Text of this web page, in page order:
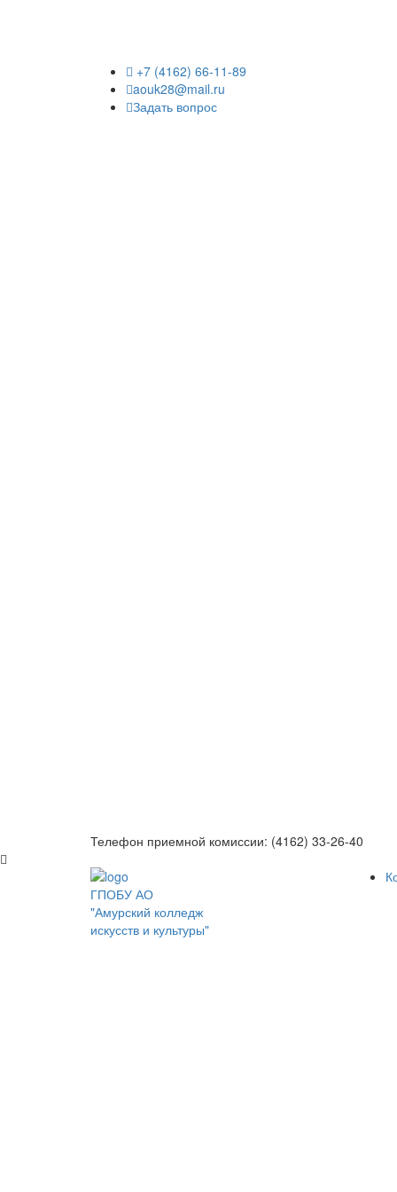
+7 (4162) 66-11-89
aouk28@mail.ru
Задать вопрос
Телефон приемной комиссии: (4162) 33-26-40
ГПОБУ АО
"Амурский колледж
искусств и культуры"